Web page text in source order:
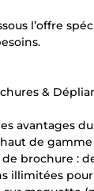
l’offre
&
avantages du
de gamme
brochure :
illimitées